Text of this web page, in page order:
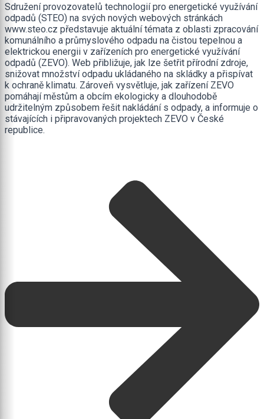
Sdružení provozovatelů technologií pro energetické využívání
odpadů (STEO) na svých nových webových stránkách
www.steo.cz představuje aktuální témata z oblasti zpracování
komunálního a průmyslového odpadu na čistou tepelnou a
elektrickou energii v zařízeních pro energetické využívání
odpadů (ZEVO). Web přibližuje, jak lze šetřit přírodní zdroje,
snižovat množství odpadu ukládaného na skládky a přispívat
k ochraně klimatu. Zároveň vysvětluje, jak zařízení ZEVO
pomáhají městům a obcím ekologicky a dlouhodobě
udržitelným způsobem řešit nakládání s odpady, a informuje o
stávajících i připravovaných projektech ZEVO v České
republice.